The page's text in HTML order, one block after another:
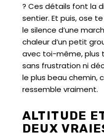
? Ces détails font la
sentier. Et puis, ose
le silence d’une
chaleur d’un petit
avec toi-même, plus
sans frustration ni
le plus beau chemin,
ressemble vraiment.
ALTITUDE
DEUX